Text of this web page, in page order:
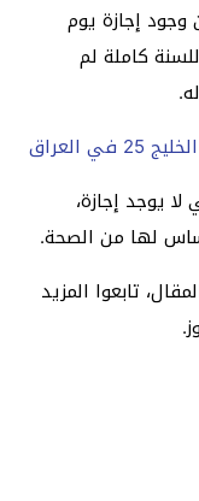
إجازة يوم
كاملة لم
العراق
يوجد إجازة،
لها من الصحة.
تابعوا المزيد